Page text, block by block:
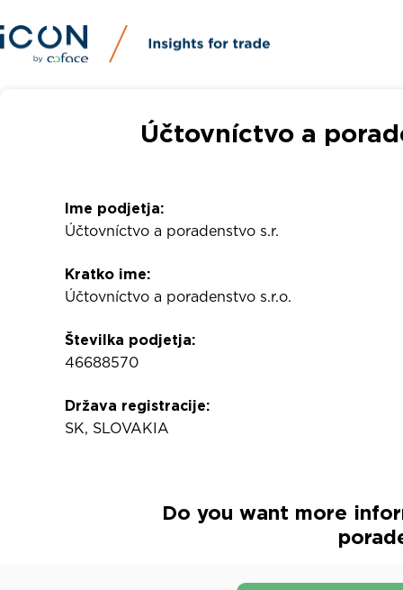
Účtovníctvo a
Ime podjetja:
Účtovníctvo a poradenstvo s.r.
Kratko ime:
Účtovníctvo a poradenstvo s.r.o.
Številka podjetja:
46688570
Država registracije:
SK, SLOVAKIA
Do you want more